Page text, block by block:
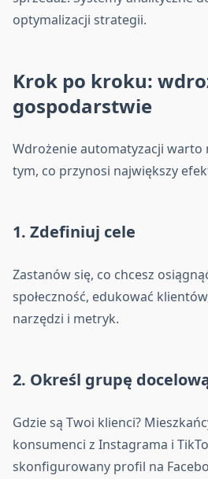
optymalizacji strategii.
Krok po kroku:
gospodarstwie
Wdrożenie automatyzacji warto
tym, co przynosi największy
1. Zdefiniuj cele
Zastanów się, co chcesz
społeczność, edukować
narzędzi i metryk.
2. Określ grupę
Gdzie są Twoi klienci?
konsumenci z Instagrama i
skonfigurowany profil na